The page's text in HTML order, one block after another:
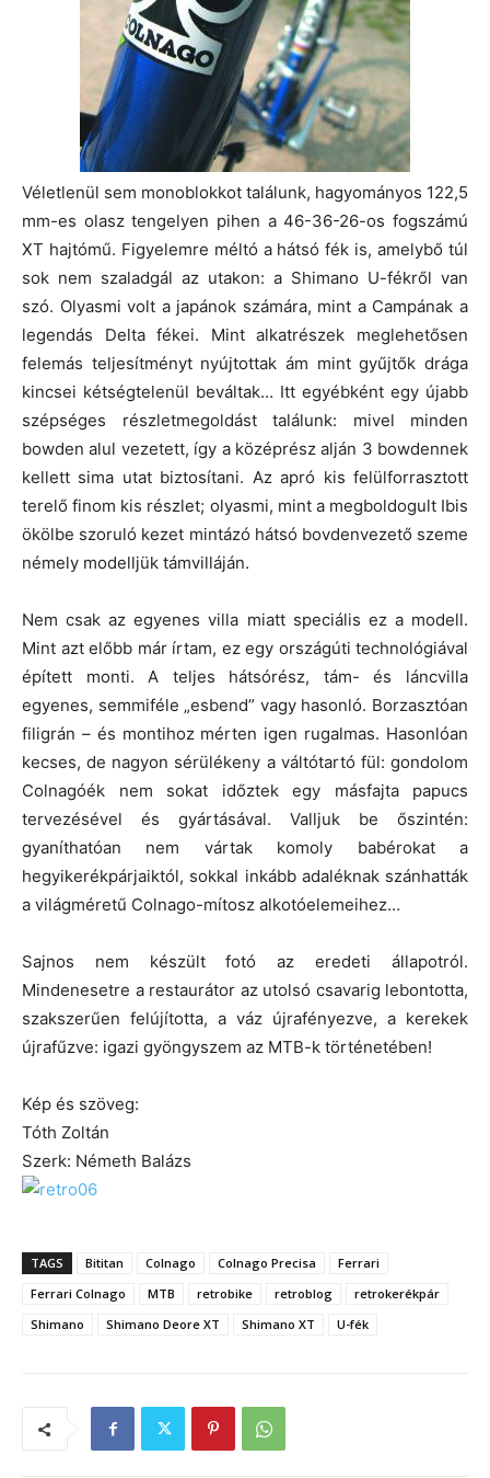
Véletlenül sem monoblokkot találunk, hagyományos 122,5
mm-es olasz tengelyen pihen a 46-36-26-os fogszámú
XT hajtómű. Figyelemre méltó a hátsó fék is, amelybő túl
sok nem szaladgál az utakon: a Shimano U-fékről van
szó. Olyasmi volt a japánok számára, mint a Campának a
legendás Delta fékei. Mint alkatrészek meglehetősen
felemás teljesítményt nyújtottak ám mint gyűjtők drága
kincsei kétségtelenül beváltak… Itt egyébként egy újabb
szépséges részletmegoldást találunk: mivel minden
bowden alul vezetett, így a középrész alján 3 bowdennek
kellett sima utat biztosítani. Az apró kis felülforrasztott
terelő finom kis részlet; olyasmi, mint a megboldogult Ibis
ökölbe szoruló kezet mintázó hátsó bovdenvezető szeme
némely modelljük támvilláján.
Nem csak az egyenes villa miatt speciális ez a modell.
Mint azt előbb már írtam, ez egy országúti technológiával
épített monti. A teljes hátsórész, tám- és láncvilla
egyenes, semmiféle „esbend” vagy hasonló. Borzasztóan
filigrán – és montihoz mérten igen rugalmas. Hasonlóan
kecses, de nagyon sérülékeny a váltótartó fül: gondolom
Colnagóék nem sokat időztek egy másfajta papucs
tervezésével és gyártásával. Valljuk be őszintén:
gyaníthatóan nem vártak komoly babérokat a
hegyikerékpárjaiktól, sokkal inkább adaléknak szánhatták
a világméretű Colnago-mítosz alkotóelemeihez…
Sajnos nem készült fotó az eredeti állapotról.
Mindenesetre a restaurátor az utolsó csavarig lebontotta,
szakszerűen felújította, a váz újrafényezve, a kerekek
újrafűzve: igazi gyöngyszem az MTB-k történetében!
Kép és szöveg:
Tóth Zoltán
Szerk: Németh Balázs
TAGS Bititan Colnago Colnago Precisa
Ferrari
Ferrari Colnago
MTB retrobike retroblog
retrokerékpár
Shimano
Shimano Deore XT Shimano XT U-fék